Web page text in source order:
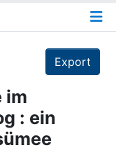
Export
im
: ein